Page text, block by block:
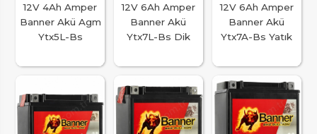
12V 4Ah Amper
Banner Akü Agm
Ytx5L-Bs
12V 6Ah Amper
Banner Akü
Ytx7L-Bs Dik
12V 6Ah Amper
Banner Akü
Ytx7A-Bs Yatık